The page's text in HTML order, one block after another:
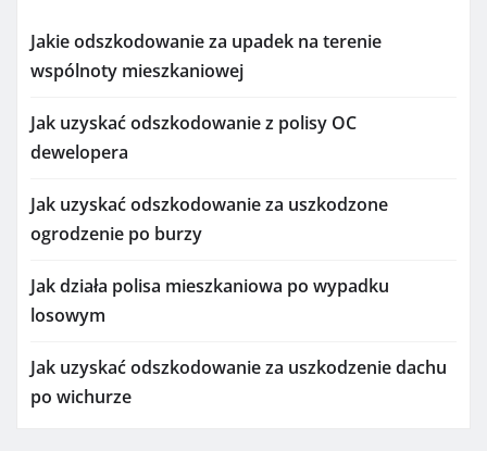
Jakie odszkodowanie za upadek na terenie
wspólnoty mieszkaniowej
Jak uzyskać odszkodowanie z polisy OC
dewelopera
Jak uzyskać odszkodowanie za uszkodzone
ogrodzenie po burzy
Jak działa polisa mieszkaniowa po wypadku
losowym
Jak uzyskać odszkodowanie za uszkodzenie dachu
po wichurze